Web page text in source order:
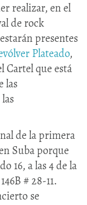
realizar, en el
de rock
presentes
Plateado,
Cartel que está
las
de la primera
Suba porque
16, a las 4 de la
# 28-11.
se